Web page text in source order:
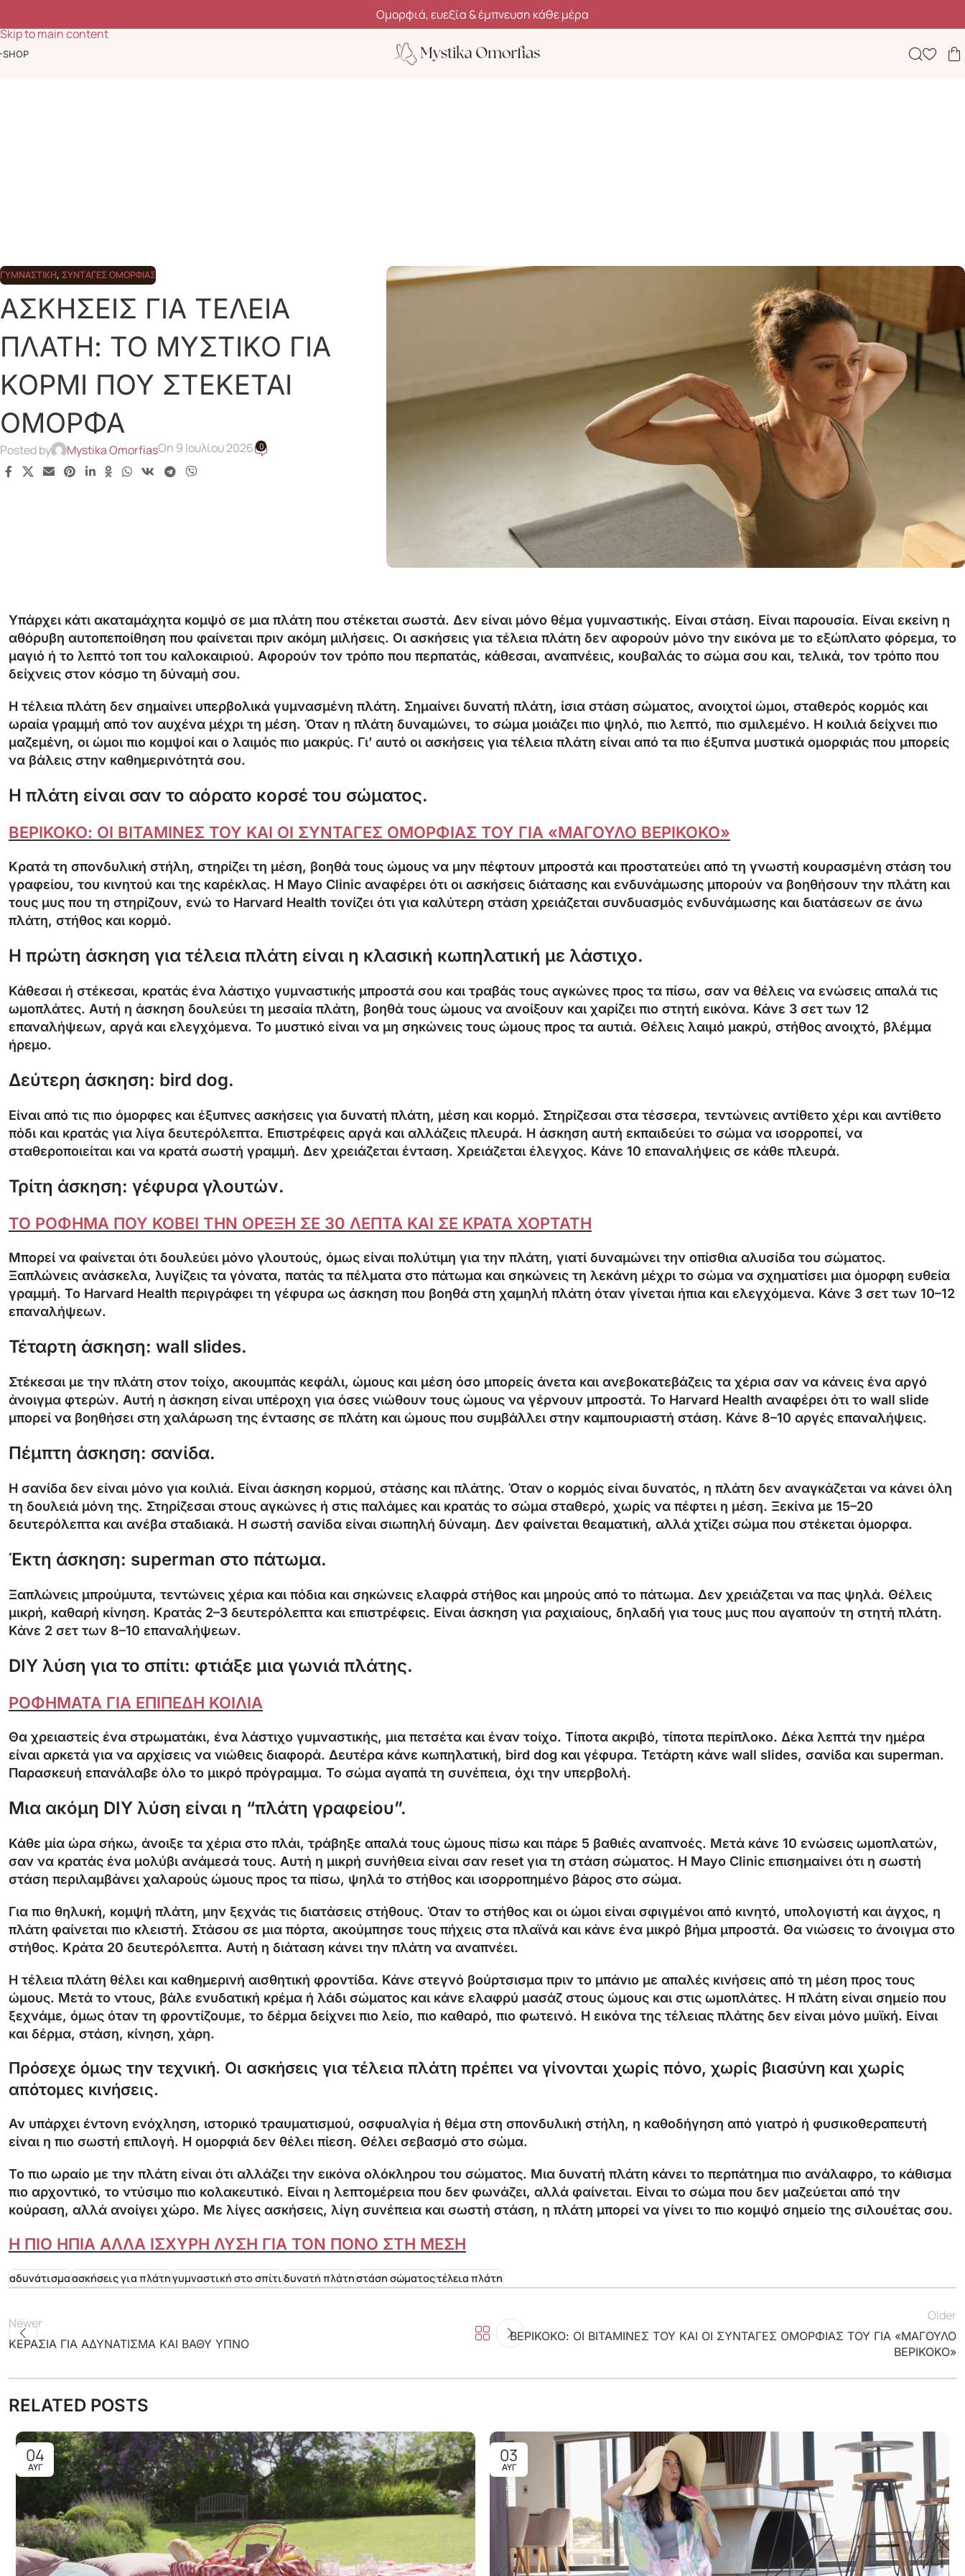
Skip to main content
Ανακάλυψε μυστικά ομορφιάς, ευεξίας και αυτοφροντίδας
SHOP
ΓΥΜΝΑΣΤΙΚΉ, ΣΥΝΤΑΓΈΣ ΟΜΟΡΦΙΆΣ
ΑΣΚΗΣΕΙΣ ΓΙΑ ΤΕΛΕΙΑ
ΠΛΑΤΗ: ΤΟ ΜΥΣΤΙΚΟ ΓΙΑ
ΚΟΡΜΙ ΠΟΥ ΣΤΕΚΕΤΑΙ
ΟΜΟΡΦΑ
Posted by Mystika OmorfiasOn 9 Ιουλίου 2026 0
Υπάρχει κάτι ακαταμάχητα κομψό σε μια πλάτη που στέκεται σωστά. Δεν είναι μόνο θέμα γυμναστικής. Είναι στάση. Είναι παρουσία. Είναι εκείνη η
αθόρυβη αυτοπεποίθηση που φαίνεται πριν ακόμη μιλήσεις. Οι ασκήσεις για τέλεια πλάτη δεν αφορούν μόνο την εικόνα με το εξώπλατο φόρεμα, το
μαγιό ή το λεπτό τοπ του καλοκαιριού. Αφορούν τον τρόπο που περπατάς, κάθεσαι, αναπνέεις, κουβαλάς το σώμα σου και, τελικά, τον τρόπο που
δείχνεις στον κόσμο τη δύναμή σου.
Η τέλεια πλάτη δεν σημαίνει υπερβολικά γυμνασμένη πλάτη. Σημαίνει δυνατή πλάτη, ίσια στάση σώματος, ανοιχτοί ώμοι, σταθερός κορμός και
ωραία γραμμή από τον αυχένα μέχρι τη μέση. Όταν η πλάτη δυναμώνει, το σώμα μοιάζει πιο ψηλό, πιο λεπτό, πιο σμιλεμένο. Η κοιλιά δείχνει πιο
μαζεμένη, οι ώμοι πιο κομψοί και ο λαιμός πιο μακρύς. Γι’ αυτό οι ασκήσεις για τέλεια πλάτη είναι από τα πιο έξυπνα μυστικά ομορφιάς που μπορείς
να βάλεις στην καθημερινότητά σου.
Η πλάτη είναι σαν το αόρατο κορσέ του σώματος.
ΒΕΡΙΚΟΚΟ: ΟΙ ΒΙΤΑΜΙΝΕΣ ΤΟΥ ΚΑΙ ΟΙ ΣΥΝΤΑΓΕΣ ΟΜΟΡΦΙΑΣ ΤΟΥ ΓΙΑ «ΜΑΓΟΥΛΟ ΒΕΡΙΚΟΚΟ»
Κρατά τη σπονδυλική στήλη, στηρίζει τη μέση, βοηθά τους ώμους να μην πέφτουν μπροστά και προστατεύει από τη γνωστή κουρασμένη στάση του
γραφείου, του κινητού και της καρέκλας. Η Mayo Clinic αναφέρει ότι οι ασκήσεις διάτασης και ενδυνάμωσης μπορούν να βοηθήσουν την πλάτη και
τους μυς που τη στηρίζουν, ενώ το Harvard Health τονίζει ότι για καλύτερη στάση χρειάζεται συνδυασμός ενδυνάμωσης και διατάσεων σε άνω
πλάτη, στήθος και κορμό.
Η πρώτη άσκηση για τέλεια πλάτη είναι η κλασική κωπηλατική με λάστιχο.
Κάθεσαι ή στέκεσαι, κρατάς ένα λάστιχο γυμναστικής μπροστά σου και τραβάς τους αγκώνες προς τα πίσω, σαν να θέλεις να ενώσεις απαλά τις
ωμοπλάτες. Αυτή η άσκηση δουλεύει τη μεσαία πλάτη, βοηθά τους ώμους να ανοίξουν και χαρίζει πιο στητή εικόνα. Κάνε 3 σετ των 12
επαναλήψεων, αργά και ελεγχόμενα. Το μυστικό είναι να μη σηκώνεις τους ώμους προς τα αυτιά. Θέλεις λαιμό μακρύ, στήθος ανοιχτό, βλέμμα
ήρεμο.
Δεύτερη άσκηση: bird dog.
Είναι από τις πιο όμορφες και έξυπνες ασκήσεις για δυνατή πλάτη, μέση και κορμό. Στηρίζεσαι στα τέσσερα, τεντώνεις αντίθετο χέρι και αντίθετο
πόδι και κρατάς για λίγα δευτερόλεπτα. Επιστρέφεις αργά και αλλάζεις πλευρά. Η άσκηση αυτή εκπαιδεύει το σώμα να ισορροπεί, να
σταθεροποιείται και να κρατά σωστή γραμμή. Δεν χρειάζεται ένταση. Χρειάζεται έλεγχος. Κάνε 10 επαναλήψεις σε κάθε πλευρά.
Τρίτη άσκηση: γέφυρα γλουτών.
ΤΟ ΡΟΦΗΜΑ ΠΟΥ ΚΟΒΕΙ ΤΗΝ ΟΡΕΞΗ ΣΕ 30 ΛΕΠΤΑ ΚΑΙ ΣΕ ΚΡΑΤΑ ΧΟΡΤΑΤΗ
Μπορεί να φαίνεται ότι δουλεύει μόνο γλουτούς, όμως είναι πολύτιμη για την πλάτη, γιατί δυναμώνει την οπίσθια αλυσίδα του σώματος.
Ξαπλώνεις ανάσκελα, λυγίζεις τα γόνατα, πατάς τα πέλματα στο πάτωμα και σηκώνεις τη λεκάνη μέχρι το σώμα να σχηματίσει μια όμορφη ευθεία
γραμμή. Το Harvard Health περιγράφει τη γέφυρα ως άσκηση που βοηθά στη χαμηλή πλάτη όταν γίνεται ήπια και ελεγχόμενα. Κάνε 3 σετ των 10–12
επαναλήψεων.
Τέταρτη άσκηση: wall slides.
Στέκεσαι με την πλάτη στον τοίχο, ακουμπάς κεφάλι, ώμους και μέση όσο μπορείς άνετα και ανεβοκατεβάζεις τα χέρια σαν να κάνεις ένα αργό
άνοιγμα φτερών. Αυτή η άσκηση είναι υπέροχη για όσες νιώθουν τους ώμους να γέρνουν μπροστά. Το Harvard Health αναφέρει ότι το wall slide
μπορεί να βοηθήσει στη χαλάρωση της έντασης σε πλάτη και ώμους που συμβάλλει στην καμπουριαστή στάση. Κάνε 8–10 αργές επαναλήψεις.
Πέμπτη άσκηση: σανίδα.
Η σανίδα δεν είναι μόνο για κοιλιά. Είναι άσκηση κορμού, στάσης και πλάτης. Όταν ο κορμός είναι δυνατός, η πλάτη δεν αναγκάζεται να κάνει όλη
τη δουλειά μόνη της. Στηρίζεσαι στους αγκώνες ή στις παλάμες και κρατάς το σώμα σταθερό, χωρίς να πέφτει η μέση. Ξεκίνα με 15–20
δευτερόλεπτα και ανέβα σταδιακά. Η σωστή σανίδα είναι σιωπηλή δύναμη. Δεν φαίνεται θεαματική, αλλά χτίζει σώμα που στέκεται όμορφα.
Έκτη άσκηση: superman στο πάτωμα.
Ξαπλώνεις μπρούμυτα, τεντώνεις χέρια και πόδια και σηκώνεις ελαφρά στήθος και μηρούς από το πάτωμα. Δεν χρειάζεται να πας ψηλά. Θέλεις
μικρή, καθαρή κίνηση. Κρατάς 2–3 δευτερόλεπτα και επιστρέφεις. Είναι άσκηση για ραχιαίους, δηλαδή για τους μυς που αγαπούν τη στητή πλάτη.
Κάνε 2 σετ των 8–10 επαναλήψεων.
DIY λύση για το σπίτι: φτιάξε μια γωνιά πλάτης.
ΡΟΦΗΜΑΤΑ ΓΙΑ ΕΠΙΠΕΔΗ ΚΟΙΛΙΑ
Θα χρειαστείς ένα στρωματάκι, ένα λάστιχο γυμναστικής, μια πετσέτα και έναν τοίχο. Τίποτα ακριβό, τίποτα περίπλοκο. Δέκα λεπτά την ημέρα
είναι αρκετά για να αρχίσεις να νιώθεις διαφορά. Δευτέρα κάνε κωπηλατική, bird dog και γέφυρα. Τετάρτη κάνε wall slides, σανίδα και superman.
Παρασκευή επανάλαβε όλο το μικρό πρόγραμμα. Το σώμα αγαπά τη συνέπεια, όχι την υπερβολή.
Μια ακόμη DIY λύση είναι η “πλάτη γραφείου”.
Κάθε μία ώρα σήκω, άνοιξε τα χέρια στο πλάι, τράβηξε απαλά τους ώμους πίσω και πάρε 5 βαθιές αναπνοές. Μετά κάνε 10 ενώσεις ωμοπλατών,
σαν να κρατάς ένα μολύβι ανάμεσά τους. Αυτή η μικρή συνήθεια είναι σαν reset για τη στάση σώματος. Η Mayo Clinic επισημαίνει ότι η σωστή
στάση περιλαμβάνει χαλαρούς ώμους προς τα πίσω, ψηλά το στήθος και ισορροπημένο βάρος στο σώμα.
Για πιο θηλυκή, κομψή πλάτη, μην ξεχνάς τις διατάσεις στήθους. Όταν το στήθος και οι ώμοι είναι σφιγμένοι από κινητό, υπολογιστή και άγχος, η
πλάτη φαίνεται πιο κλειστή. Στάσου σε μια πόρτα, ακούμπησε τους πήχεις στα πλαϊνά και κάνε ένα μικρό βήμα μπροστά. Θα νιώσεις το άνοιγμα στο
στήθος. Κράτα 20 δευτερόλεπτα. Αυτή η διάταση κάνει την πλάτη να αναπνέει.
Η τέλεια πλάτη θέλει και καθημερινή αισθητική φροντίδα. Κάνε στεγνό βούρτσισμα πριν το μπάνιο με απαλές κινήσεις από τη μέση προς τους
ώμους. Μετά το ντους, βάλε ενυδατική κρέμα ή λάδι σώματος και κάνε ελαφρύ μασάζ στους ώμους και στις ωμοπλάτες. Η πλάτη είναι σημείο που
ξεχνάμε, όμως όταν τη φροντίζουμε, το δέρμα δείχνει πιο λείο, πιο καθαρό, πιο φωτεινό. Η εικόνα της τέλειας πλάτης δεν είναι μόνο μυϊκή. Είναι
και δέρμα, στάση, κίνηση, χάρη.
Πρόσεχε όμως την τεχνική. Οι ασκήσεις για τέλεια πλάτη πρέπει να γίνονται χωρίς πόνο, χωρίς βιασύνη και χωρίς
απότομες κινήσεις.
Αν υπάρχει έντονη ενόχληση, ιστορικό τραυματισμού, οσφυαλγία ή θέμα στη σπονδυλική στήλη, η καθοδήγηση από γιατρό ή φυσικοθεραπευτή
είναι η πιο σωστή επιλογή. Η ομορφιά δεν θέλει πίεση. Θέλει σεβασμό στο σώμα.
Το πιο ωραίο με την πλάτη είναι ότι αλλάζει την εικόνα ολόκληρου του σώματος. Μια δυνατή πλάτη κάνει το περπάτημα πιο ανάλαφρο, το κάθισμα
πιο αρχοντικό, το ντύσιμο πιο κολακευτικό. Είναι η λεπτομέρεια που δεν φωνάζει, αλλά φαίνεται. Είναι το σώμα που δεν μαζεύεται από την
κούραση, αλλά ανοίγει χώρο. Με λίγες ασκήσεις, λίγη συνέπεια και σωστή στάση, η πλάτη μπορεί να γίνει το πιο κομψό σημείο της σιλουέτας σου.
Η ΠΙΟ ΗΠΙΑ ΑΛΛΑ ΙΣΧΥΡΗ ΛΥΣΗ ΓΙΑ ΤΟΝ ΠΟΝΟ ΣΤΗ ΜΕΣΗ
αδυνάτισμαασκήσεις για πλάτηγυμναστική στο σπίτιδυνατή πλάτηστάση σώματοςτέλεια πλάτη
Newer
ΚΕΡΑΣΙΑ ΓΙΑ ΑΔΥΝΑΤΙΣΜΑ ΚΑΙ ΒΑΘΥ ΥΠΝΟ
Older
ΒΕΡΙΚΟΚΟ: ΟΙ ΒΙΤΑΜΙΝΕΣ ΤΟΥ ΚΑΙ ΟΙ ΣΥΝΤΑΓΕΣ ΟΜΟΡΦΙΑΣ ΤΟΥ ΓΙΑ «ΜΑΓΟΥΛΟ
ΒΕΡΙΚΟΚΟ»
RELATED POSTS
04
ΑΥΓ
03
ΑΥΓ